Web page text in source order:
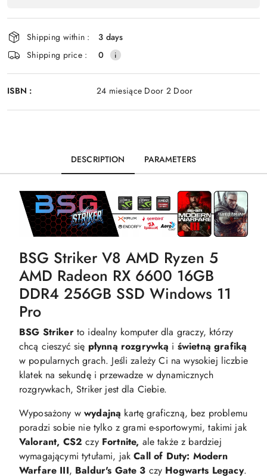
and
delivery
Shipping within :
3 days
Shipping price :
0
ISBN : 24 miesiące Door 2 Door
DESCRIPTION PARAMETERS
BSG Striker V8 AMD Ryzen 5
AMD Radeon RX 6600 16GB
DDR4 256GB SSD Windows 11
Pro
BSG Strikerto idealny komputer dla graczy, którzy
chcą cieszyć się płynną rozgrywką i świetną grafiką
w popularnych grach. Jeśli zależy Ci na wysokiej liczbie
klatek na sekundę i przewadze w dynamicznych
rozgrywkach, Striker jest dla Ciebie.
Wyposażony wwydajną kartę graficzną, bez problemu
poradzi sobie nie tylko z grami e-sportowymi, takimi jak
Valorant, CS2 czy Fortnite, ale także z bardziej
wymagającymi tytułami, jakCall of Duty: Modern
Warfare III, Baldur's Gate 3 czy Hogwarts Legacy.